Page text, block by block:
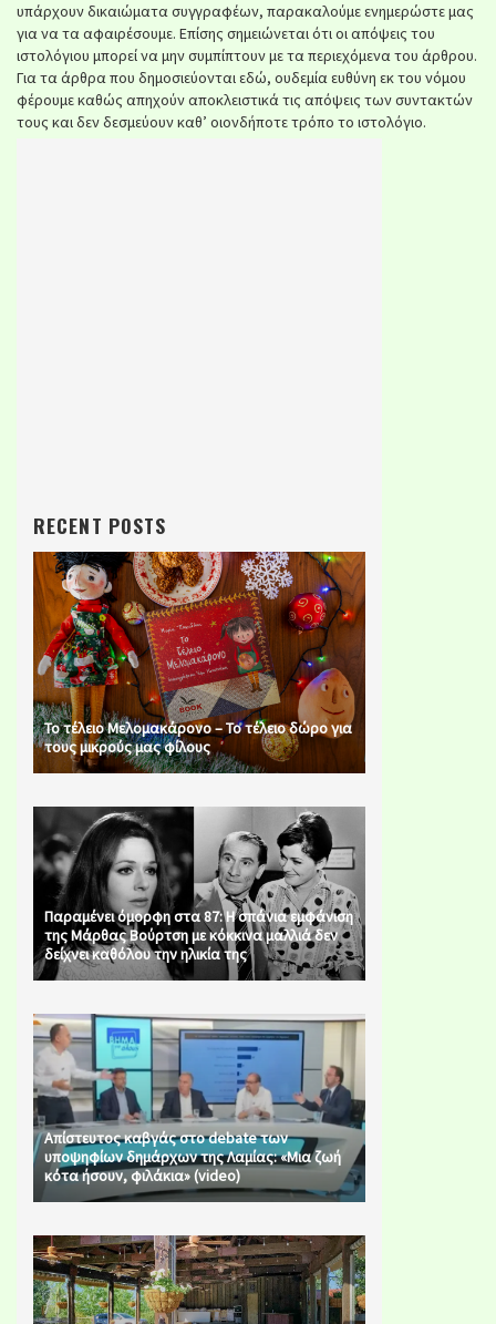
υπάρχουν δικαιώματα συγγραφέων, παρακαλούμε ενημερώστε μας
για να τα αφαιρέσουμε. Επίσης σημειώνεται ότι οι απόψεις του
ιστολόγιου μπορεί να μην συμπίπτουν με τα περιεχόμενα του άρθρου.
Για τα άρθρα που δημοσιεύονται εδώ, ουδεμία ευθύνη εκ του νόμου
φέρουμε καθώς απηχούν αποκλειστικά τις απόψεις των συντακτών
τους και δεν δεσμεύουν καθ’ οιονδήποτε τρόπο το ιστολόγιο.
RECENT POSTS
Το τέλειο Μελομακάρονο – Το τέλειο δώρο για
τους μικρούς μας φίλους
Παραμένει όμορφη στα 87: Η σπάνια εμφάνιση
της Μάρθας Βούρτση με κόκκινα μαλλιά δεν
δείχνει καθόλου την ηλικία της
Απίστευτος καβγάς στο debate των
υποψηφίων δημάρχων της Λαμίας: «Μια ζωή
κότα ήσουν, φιλάκια» (video)